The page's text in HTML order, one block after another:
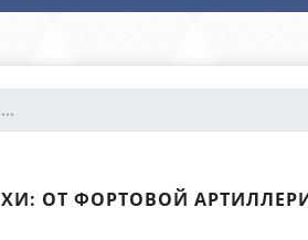
ОТ ФОРТОВОЙ